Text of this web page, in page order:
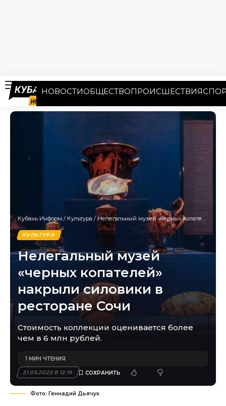
НОВОСТИОБЩЕСТВОПРОИСШЕСТВИЯ
Кубань Информ / Культура / Нелегальный музей «черных копателей» накрыли силовики в ресторане Сочи
КУЛЬТУРА
Нелегальный музей
«черных копателей»
накрыли силовики в
ресторане Сочи
Стоимость коллекции оценивается более
чем в 6 млн рублей.
21.05.2025 В 12:19
1 МИН ЧТЕНИЯ
Фото: Геннадий Дьячук